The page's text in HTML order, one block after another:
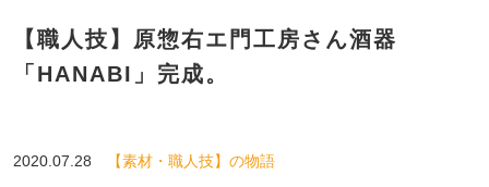
【職人技】原惣右エ門工房さん酒器
「HANABI」完成。
2020.07.28 【素材・職人技】の物語